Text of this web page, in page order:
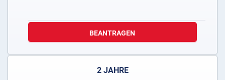
BEANTRAGEN
2 JAHRE